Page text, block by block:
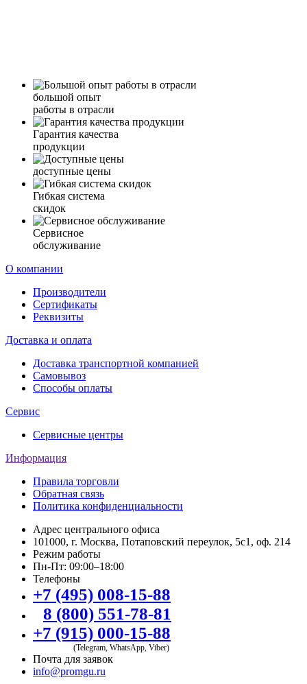
большой опыт
работы в отрасли
Гарантия качества
продукции
доступные цены
Гибкая система
скидок
Сервисное
обслуживание
О компании
Производители
Сертификаты
Реквизиты
Доставка и оплата
Доставка транспортной компанией
Самовывоз
Способы оплаты
Сервис
Сервисные центры
Информация
Правила торговли
Обратная связь
Политика конфиденциальности
Адрес центрального офиса
101000, г. Москва, Потаповский переулок, 5с1, оф. 214
Режим работы
Пн-Пт: 09:00–18:00
Телефоны
+7 (495) 008-15-88
8 (800) 551-78-81
+7 (915) 000-15-88
(Telegram, WhatsApp, Viber)
Почта для заявок
info@promgu.ru